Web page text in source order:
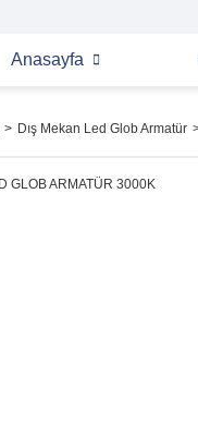
Anasayfa
Dış Mekan Led Glob Armatür